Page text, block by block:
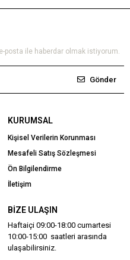
posta ile haberdar olmak istiyorum.
Gönder
KURUMSAL
Kişisel Verilerin Korunması
Mesafeli Satış Sözleşmesi
Ön Bilgilendirme
İletişim
BIZE ULAŞIN
Haftaiçi 09:00-18:00 cumartesi
10:00-15:00 saatleri arasında
ulaşabilirsiniz.